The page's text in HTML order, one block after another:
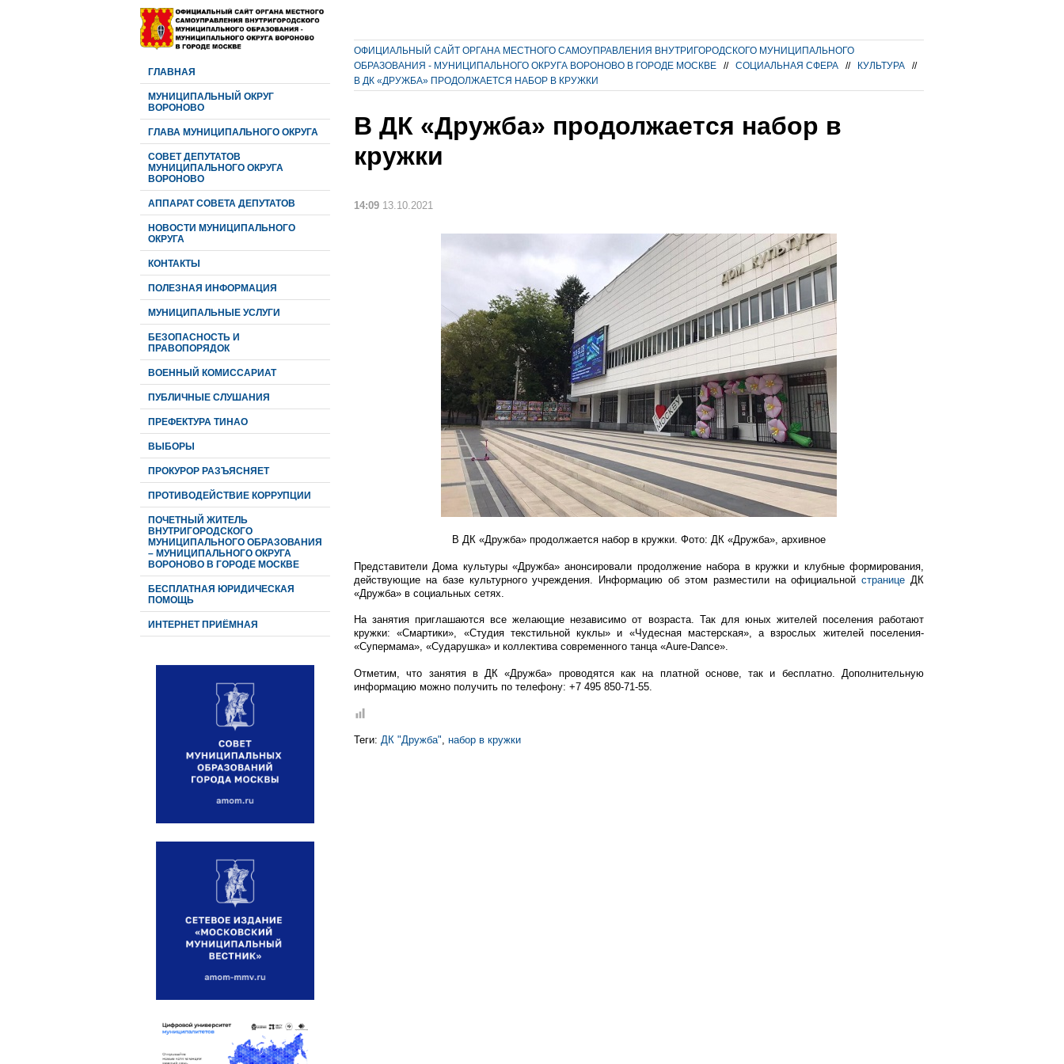
ГЛАВНАЯ
МУНИЦИПАЛЬНЫЙ ОКРУГ
ВОРОНОВО
ГЛАВА МУНИЦИПАЛЬНОГО ОКРУГА
CОВЕТ ДЕПУТАТОВ
МУНИЦИПАЛЬНОГО ОКРУГА
ВОРОНОВО
АППАРАТ СОВЕТА ДЕПУТАТОВ
НОВОСТИ МУНИЦИПАЛЬНОГО
ОКРУГА
КОНТАКТЫ
ПОЛЕЗНАЯ ИНФОРМАЦИЯ
МУНИЦИПАЛЬНЫЕ УСЛУГИ
БЕЗОПАСНОСТЬ И
ПРАВОПОРЯДОК
ВОЕННЫЙ КОМИССАРИАТ
ПУБЛИЧНЫЕ СЛУШАНИЯ
ПРЕФЕКТУРА ТИНАО
ВЫБОРЫ
ПРОКУРОР РАЗЪЯСНЯЕТ
ПРОТИВОДЕЙСТВИЕ КОРРУПЦИИ
ПОЧЕТНЫЙ ЖИТЕЛЬ
ВНУТРИГОРОДСКОГО
МУНИЦИПАЛЬНОГО ОБРАЗОВАНИЯ
– МУНИЦИПАЛЬНОГО ОКРУГА
ВОРОНОВО В ГОРОДЕ МОСКВЕ
БЕСПЛАТНАЯ ЮРИДИЧЕСКАЯ
ПОМОЩЬ
ИНТЕРНЕТ ПРИЁМНАЯ
ОФИЦИАЛЬНЫЙ САЙТ ОРГАНА МЕСТНОГО САМОУПРАВЛЕНИЯ ВНУТРИГОРОДСКОГО МУНИЦИПАЛЬНОГО
ОБРАЗОВАНИЯ - МУНИЦИПАЛЬНОГО ОКРУГА ВОРОНОВО В ГОРОДЕ МОСКВЕ
// СОЦИАЛЬНАЯ СФЕРА // КУЛЬТУРА
//
В ДК «ДРУЖБА» ПРОДОЛЖАЕТСЯ НАБОР В КРУЖКИ
В ДК «Дружба» продолжается набор в
кружки
14:09 13.10.2021
В ДК «Дружба» продолжается набор в кружки. Фото: ДК «Дружба», архивное
Представители Дома культуры «Дружба» анонсировали продолжение набора в кружки и клубные формирования,
действующие на базе культурного учреждения. Информацию об этом разместили на официальнойстранице ДК
«Дружба» в социальных сетях.
На занятия приглашаются все желающие независимо от возраста. Так для юных жителей поселения работают
кружки: «Смартики», «Студия текстильной куклы» и «Чудесная мастерская», а взрослых жителей поселения-
«Супермама», «Сударушка» и коллектива современного танца «Aure-Dance».
Отметим, что занятия в ДК «Дружба» проводятся как на платной основе, так и бесплатно. Дополнительную
информацию можно получить по телефону: +7 495 850-71-55.
Теги: ДК "Дружба" набор в кружки